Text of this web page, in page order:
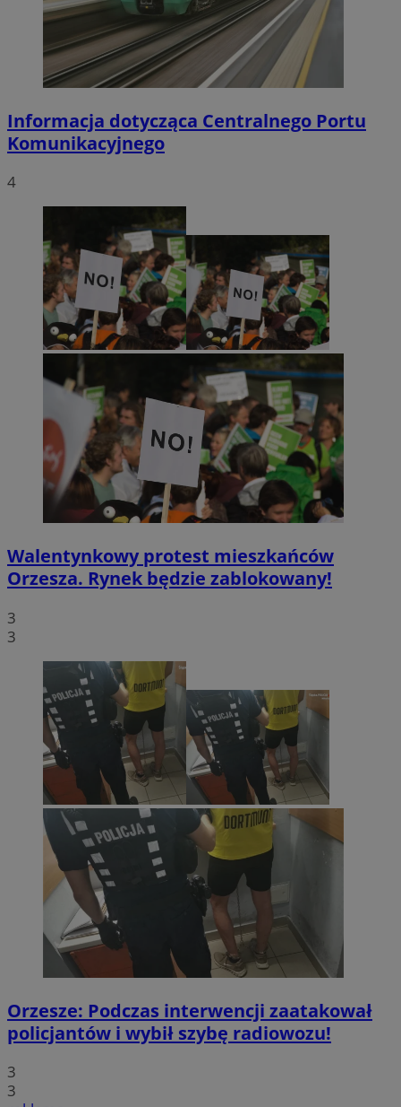
Informacja dotycząca Centralnego Portu
Komunikacyjnego
4
Walentynkowy protest mieszkańców
Orzesza. Rynek będzie zablokowany!
3
3
Orzesze: Podczas interwencji zaatakował
policjantów i wybił szybę radiowozu!
3
3